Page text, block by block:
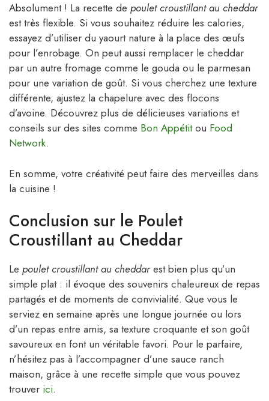
Absolument ! La recette de poulet croustillant au cheddar
est très flexible. Si vous souhaitez réduire les calories,
essayez d’utiliser du yaourt nature à la place des œufs
pour l’enrobage. On peut aussi remplacer le cheddar
par un autre fromage comme le gouda ou le parmesan
pour une variation de goût. Si vous cherchez une texture
différente, ajustez la chapelure avec des flocons
d’avoine. Découvrez plus de délicieuses variations et
conseils sur des sites comme Bon Appétitou Food
Network.
En somme, votre créativité peut faire des merveilles dans
la cuisine !
Conclusion sur le Poulet
Croustillant au Cheddar
Le poulet croustillant au cheddarest bien plus qu’un
simple plat : il évoque des souvenirs chaleureux de repas
partagés et de moments de convivialité. Que vous le
serviez en semaine après une longue journée ou lors
d’un repas entre amis, sa texture croquante et son goût
savoureux en font un véritable favori. Pour le parfaire,
n’hésitez pas à l’accompagner d’une sauce ranch
maison, grâce à une recette simple que vous pouvez
trouver ici.